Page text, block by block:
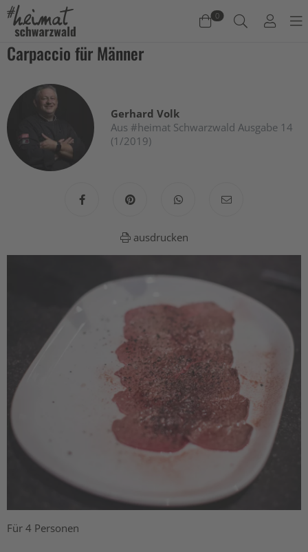
0
Warenkorb
Es befinden sich keine Produkte im Warenkorb.
Jetzt einkaufen
Carpaccio für Männer
Gerhard Volk
Aus #heimat Schwarzwald Ausgabe 14
(1/2019)
ausdrucken
Für 4 Personen